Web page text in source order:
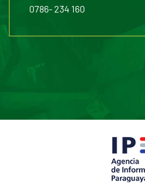
0786- 234 160